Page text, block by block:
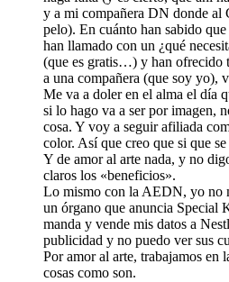
y a mi compañera DN donde
pelo). En cuánto han sabido
han llamado con un ¿qué
(que es gratis…) y han ofrecido
a una compañera (que soy yo),
Me va a doler en el alma el día
si lo hago va a ser por imagen,
cosa. Y voy a seguir afiliada
color. Así que creo que si que
Y de amor al arte nada, y no
claros los «beneficios».
Lo mismo con la AEDN, yo no
un órgano que anuncia Special
manda y vende mis datos a
publicidad y no puedo ver sus
Por amor al arte, trabajamos
cosas como son.